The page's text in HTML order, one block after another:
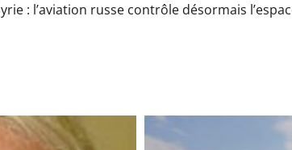
: l’aviation russe contrôle désormais